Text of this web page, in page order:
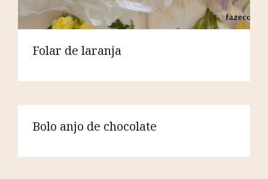
Folar de laranja
Bolo anjo de chocolate